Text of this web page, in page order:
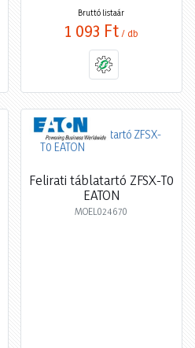
Bruttó listaár
1 093 Ft / db
Felirati táblatartó ZFSX-T0
EATON
MOEL024670